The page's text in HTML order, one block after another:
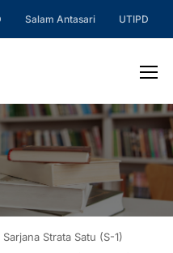
Salam Antasari UTIPD
Strata Satu (S-1)